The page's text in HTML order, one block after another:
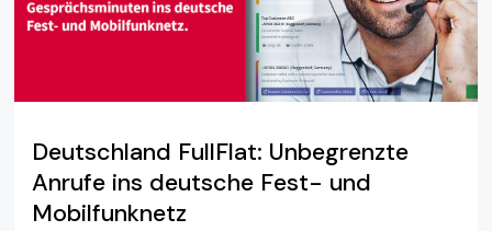
Deutschland FullFlat: Unbegrenzte
Anrufe ins deutsche Fest- und
Mobilfunknetz